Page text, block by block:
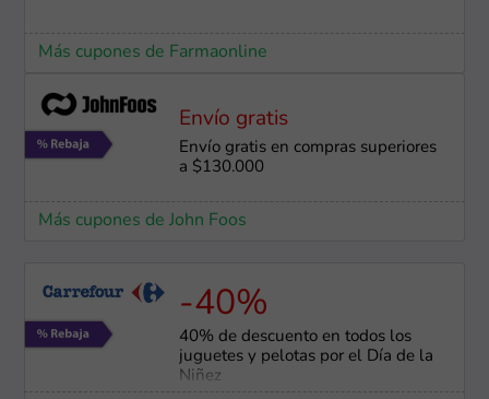
Más cupones de Farmaonline
Envío gratis
Envío gratis en compras superiores
a $130.000
Más cupones de John Foos
-40%
40% de descuento en todos los
juguetes y pelotas por el Día de la
Niñez